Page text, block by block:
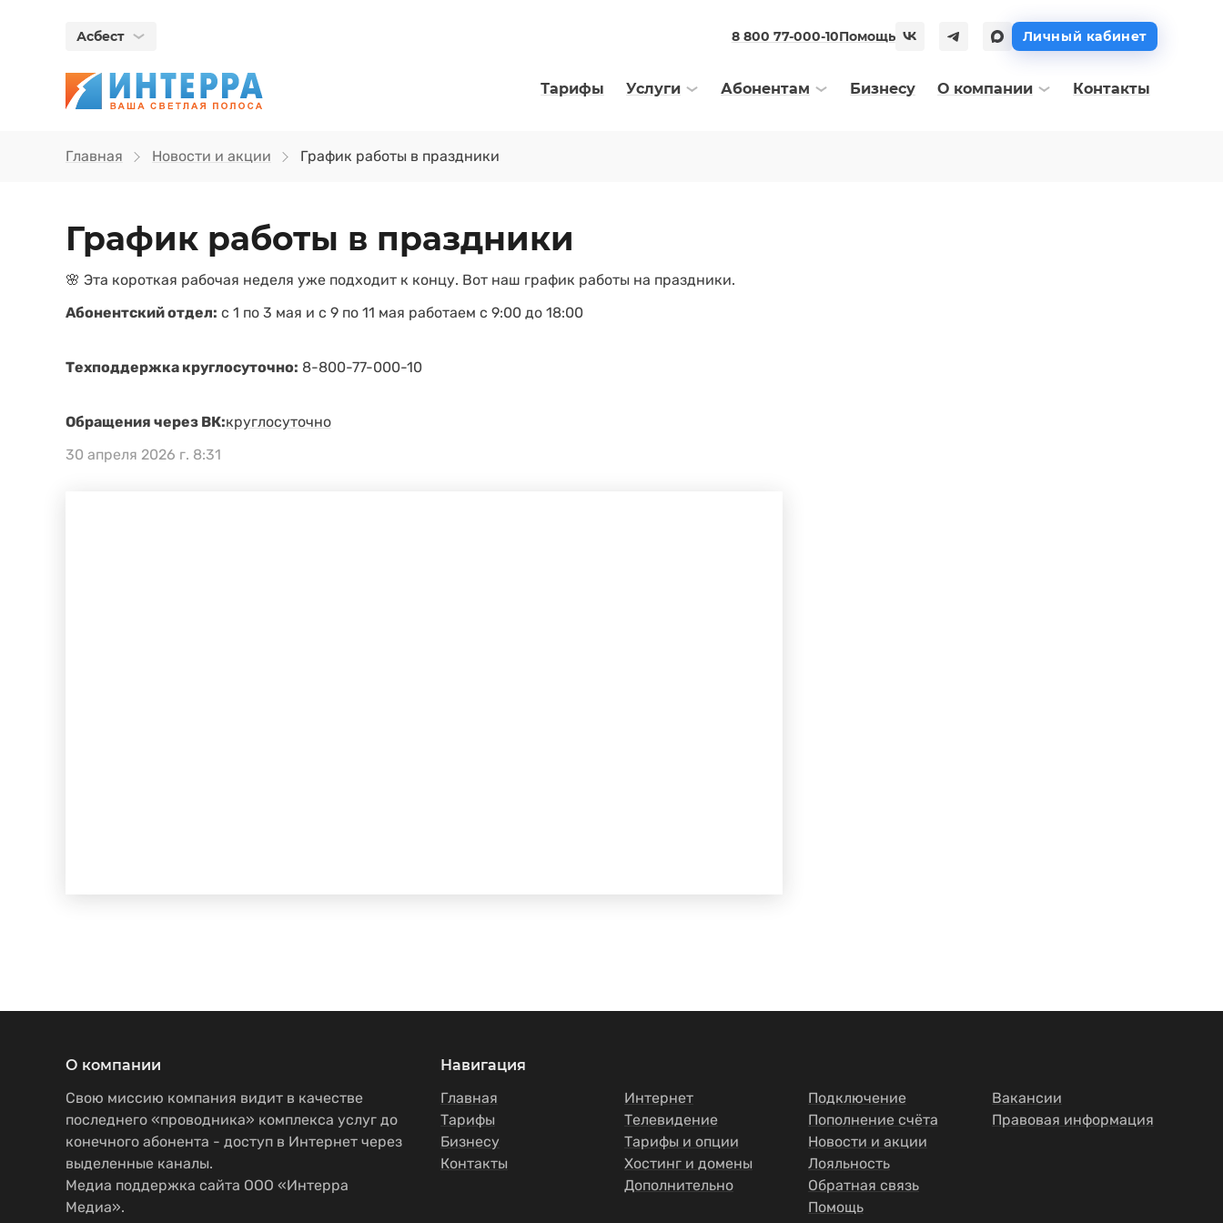
Асбест 8 800 77-000-10Помощь Личный кабинет
Тарифы Услуги Абонентам Бизнесу О компании Контакты
Главная Новости и акции График работы в праздники
График работы в праздники
🌸 Эта короткая рабочая неделя уже подходит к концу. Вот наш график работы на праздники.
Абонентский отдел: с 1 по 3 мая и с 9 по 11 мая работаем с 9:00 до 18:00
Техподдержка круглосуточно: 8-800-77-000-10
Обращения через ВК:круглосуточно
30 апреля 2026 г. 8:31
О компании
Свою миссию компания видит в качестве
последнего «проводника» комплекса услуг до
конечного абонента - доступ в Интернет через
выделенные каналы.
Медиа поддержка сайта ООО «Интерра
Медиа».
Навигация
Главная
Тарифы
Бизнесу
Контакты
Интернет
Телевидение
Тарифы и опции
Хостинг и домены
Дополнительно
Подключение
Пополнение счёта
Новости и акции
Лояльность
Обратная связь
Помощь
Вакансии
Правовая информация